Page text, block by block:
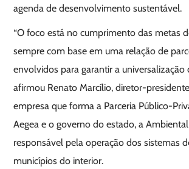
agenda de desenvolvimento sustentável.
“O foco está no cumprimento das metas
sempre com base em uma relação de
envolvidos para garantir a universalização
afirmou Renato Marcílio, diretor-
empresa que forma a Parceria Público-
Aegea e o governo do estado, a
responsável pela operação dos sistemas
municípios do interior.